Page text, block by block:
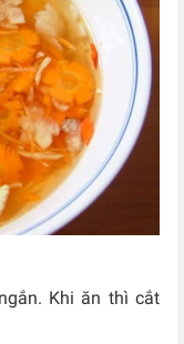
Khi ăn thì cắt